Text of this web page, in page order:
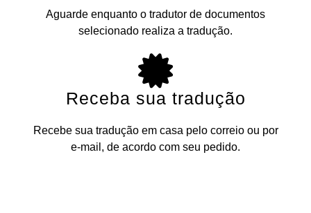
Aguarde enquanto o tradutor de documentos
selecionado realiza a tradução.
Receba sua tradução
Recebe sua tradução em casa pelo correio ou por
e-mail, de acordo com seu pedido.